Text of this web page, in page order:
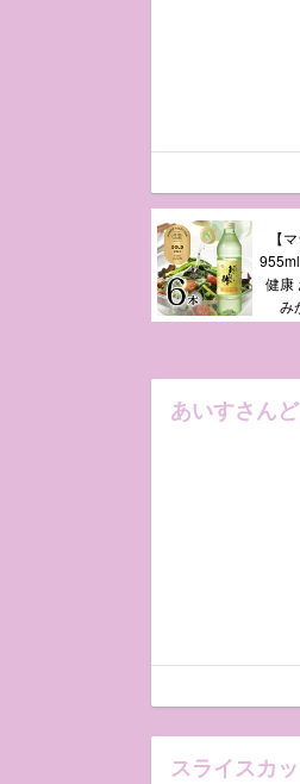
【
健康
み
あいすさん
スライスカ